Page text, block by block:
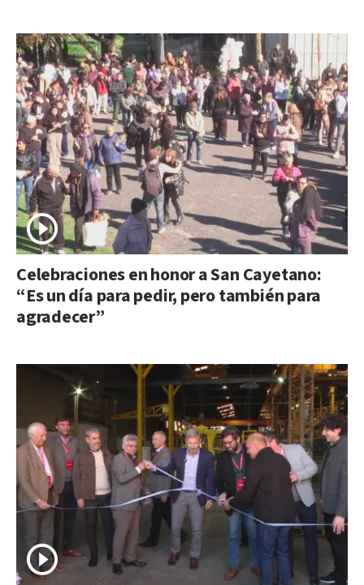
Celebraciones en honor a San Cayetano:
“Es un día para pedir, pero también para
agradecer”